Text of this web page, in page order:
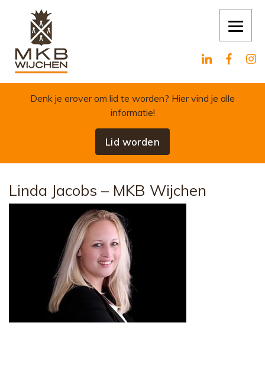
Skip to content
Denk je erover om lid te worden? Hier vind je alle
informatie!
Lid worden
Linda Jacobs – MKB Wijchen